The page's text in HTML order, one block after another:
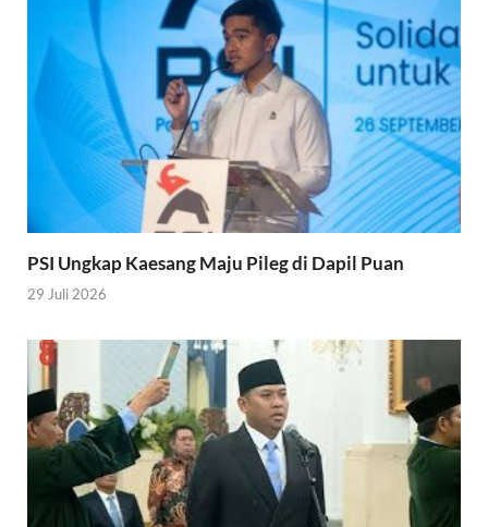
PSI Ungkap Kaesang Maju Pileg di Dapil Puan
29 Juli 2026